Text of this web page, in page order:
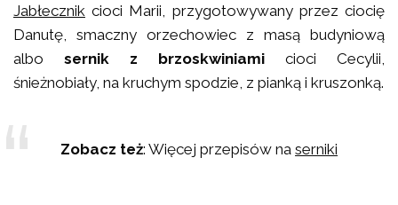
Jabłecznik cioci Marii, przygotowywany przez ciocię
Danutę, smaczny orzechowiec z masą budyniową
albo sernik z brzoskwiniamicioci Cecylii,
śnieżnobiały, na kruchym spodzie, z pianką i kruszonką.
Zobacz też: Więcej przepisów naserniki